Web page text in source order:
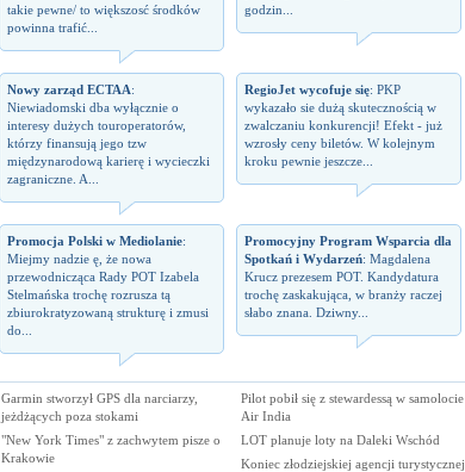
takie pewne/ to większosć środków
powinna trafić...
godzin...
Nowy zarząd ECTAA:
Niewiadomski dba wyłącznie o
interesy dużych touroperatorów,
którzy finansują jego tzw
międzynarodową karierę i wycieczki
zagraniczne. A...
RegioJet wycofuje się: PKP
wykazało sie dużą skutecznością w
zwalczaniu konkurencji! Efekt - już
wzrosły ceny biletów. W kolejnym
kroku pewnie jeszcze...
Promocja Polski w Mediolanie:
Miejmy nadzie ę, że nowa
przewodnicząca Rady POT Izabela
Stelmańska trochę rozrusza tą
zbiurokratyzowaną strukturę i zmusi
do...
Promocyjny Program Wsparcia dla
Spotkań i Wydarzeń: Magdalena
Krucz prezesem POT. Kandydatura
trochę zaskakująca, w branży raczej
słabo znana. Dziwny...
Garmin stworzył GPS dla narciarzy,
jeżdżących poza stokami
"New York Times" z zachwytem pisze o
Krakowie
Pilot pobił się z stewardessą w samolocie
Air India
LOT planuje loty na Daleki Wschód
Koniec złodziejskiej agencji turystycznej